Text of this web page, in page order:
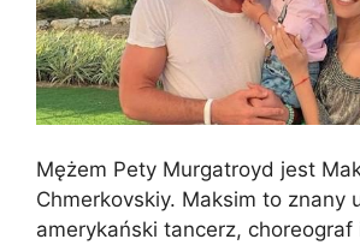
Mężem Pety Murgatroyd jest
Chmerkovskiy. Maksim to znany
amerykański tancerz, choreograf